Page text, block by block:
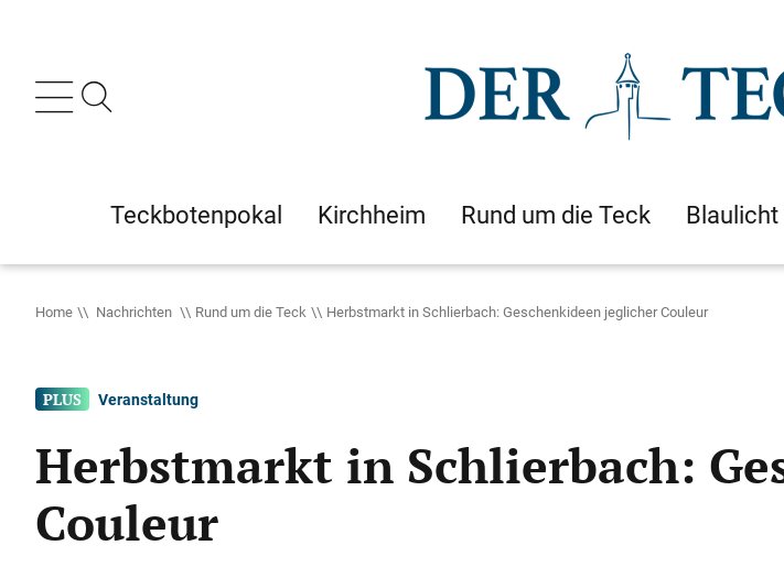
Teckbotenpokal Kirchheim Rund um die Teck Blaulicht
Home Nachrichten Rund um die Teck Herbstmarkt in Schlierbach: Geschenkideen jeglicher Couleur
Veranstaltung
Herbstmarkt in Schlierbach:
Couleur